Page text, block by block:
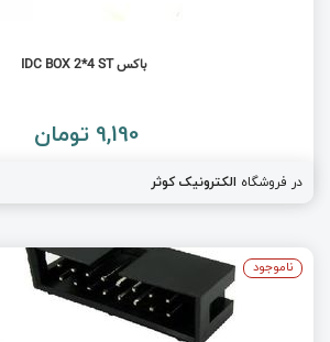
باکس IDC BOX 2*4 ST
9,190 تومان
در فروشگاه الکترونیک کوثر
ناموجود